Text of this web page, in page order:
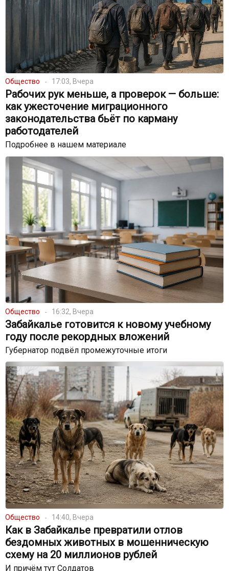
Общество 17:03, Вчера
Рабочих рук меньше, а проверок — больше:
как ужесточение миграционного
законодательства бьёт по карману
работодателей
Подробнее в нашем материале
Общество 16:32, Вчера
Забайкалье готовится к новому учебному
году после рекордных вложений
Губернатор подвёл промежуточные итоги
Общество 14:40, Вчера
Как в Забайкалье превратили отлов
бездомных животных в мошенническую
схему на 20 миллионов рублей
И причём тут Солдатов